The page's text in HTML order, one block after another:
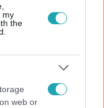
my
the
web or